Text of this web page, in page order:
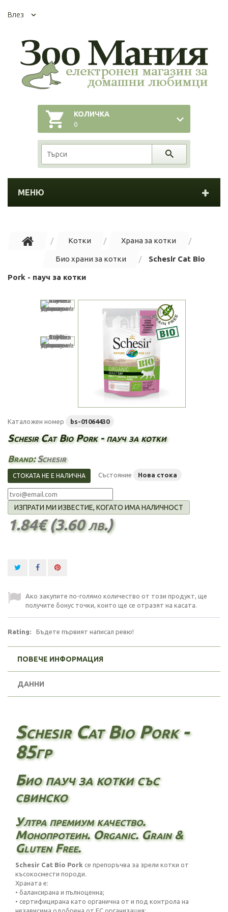
Влез
КОЛИЧКА
0
МЕНЮ
Котки Храна за котки
Био храни за котки Schesir Cat Bio
Pork - пауч за котки
Каталожен номер bs-01064430
Schesir Cat Bio Pork - пауч за котки
Brand:Schesir
СТОКАТА НЕ Е НАЛИЧНА Състояние Нова стока
ИЗПРАТИ МИ ИЗВЕСТИЕ, КОГАТО ИМА НАЛИЧНОСТ
1.84€ (3.60 лв.)
Ако закупите по-голямо количество от този продукт, ще
получите бонус точки, които ще се отразят на касата.
Rating: Бъдете първият написал ревю!
ПОВЕЧЕ ИНФОРМАЦИЯ
ДАННИ
Schesir Cat Bio Pork -
85гр
Био пауч за котки със
свинско
Ултра премиум качество.
Монопротеин. Organic. Grain &
Gluten Free.
Schesir Cat Bio Pork се препоръчва за зрели котки от
късокосмести породи.
Храната е:
• балансирана и пълноценна;
• сертифицирана като органична от и под контрола на
независима одобрена от ЕС организация;